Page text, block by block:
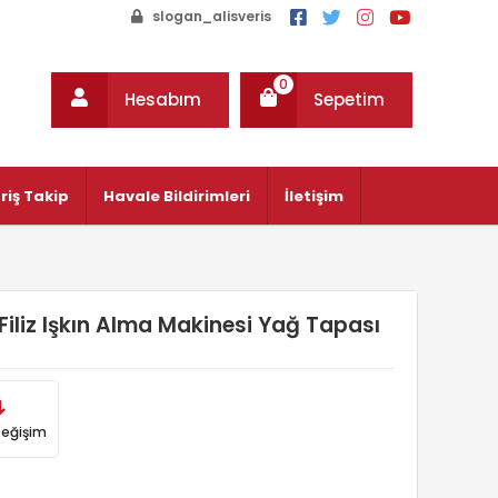
slogan_alisveris
Hesabım Sepetim
0
Takip Havale Bildirimleri İletişim
Işkın Alma Makinesi Yağ Tapası